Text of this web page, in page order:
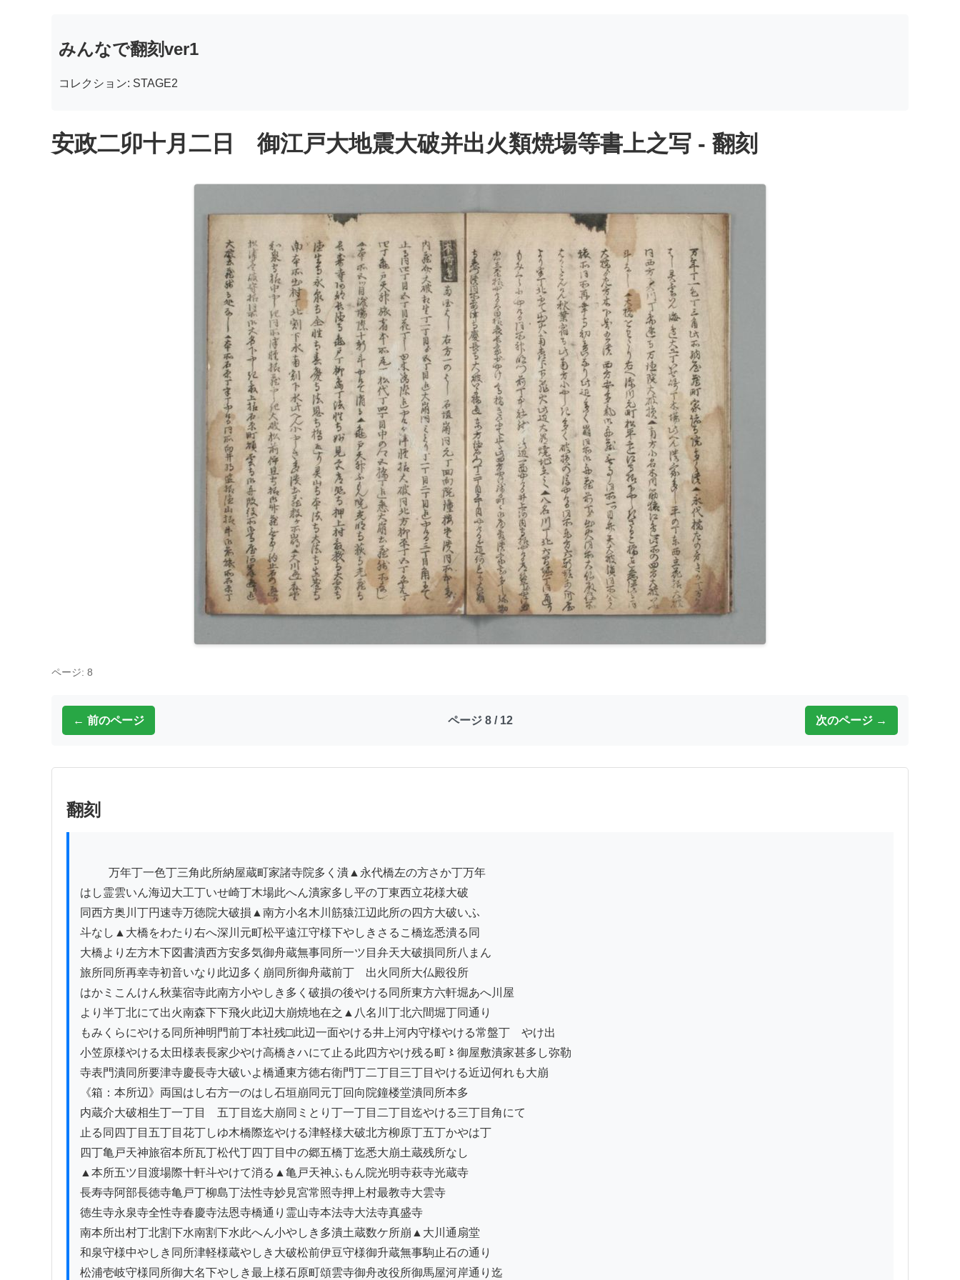
みんなで翻刻ver1
コレクション: STAGE2
安政二卯十月二日 御江戸大地震大破并出火類焼場等書上之写 - 翻刻
ページ: 8
← 前のページ ページ 8 / 12 次のページ →
翻刻
はし霊雲いん海辺大工丁いせ崎丁木場此へん潰家多し平の丁東西立花様大破
同西方奥川丁円速寺万徳院大破損▲南方小名木川筋猿江辺此所の四方大破いふ
斗なし▲大橋をわたり右へ深川元町松平遠江守様下やしきさるこ橋迄悉潰る同
大橋より左方木下図書潰西方安多気御舟蔵無事同所一ツ目弁天大破損同所八まん
旅所同所再幸寺初音いなり此辺多く崩同所御舟蔵前丁ゟ出火同所大仏殿役所
はかミこんけん秋葉宿寺此南方小やしき多く破損の後やける同所東方六軒堀あへ川屋
より半丁北にて出火南森下下飛火此辺大崩焼地在之▲八名川丁北六間堀丁同通り
もみくらにやける同所神明門前丁本社残□此辺一面やける井上河内守様やける常盤丁ゟやけ出
小笠原様やける太田様表長家少やけ高橋きハにて止る此四方やけ残る町〻御屋敷潰家甚多し弥勒
寺表門潰同所要津寺慶長寺大破いよ橋通東方徳右衛門丁二丁目三丁目やける近辺何れも大崩
《箱：本所辺》両国はし右方一のはし石垣崩同元丁回向院鐘楼堂潰同所本多
内蔵介大破相生丁一丁目ゟ五丁目迄大崩同ミとり丁一丁目二丁目迄やける三丁目角にて
止る同四丁目五丁目花丁しゆ木橋際迄やける津軽様大破北方柳原丁五丁かやは丁
四丁亀戸天神旅宿本所瓦丁松代丁四丁目中の郷五橋丁迄悉大崩土蔵残所なし
▲本所五ツ目渡場際十軒斗やけて消る▲亀戸天神ふもん院光明寺萩寺光蔵寺
長寿寺阿部長徳寺亀戸丁柳島丁法性寺妙見宮常照寺押上村最教寺大雲寺
徳生寺永泉寺全性寺春慶寺法恩寺橋通り霊山寺本法寺大法寺真盛寺
南本所出村丁北割下水南割下水此へん小やしき多潰土蔵数ケ所崩▲大川通扇堂
和泉守様中やしき同所津軽様蔵やしき大破松前伊豆守様御升蔵無事駒止石の通り
松浦壱岐守様同所御大名下やしき最上様石原町頌雲寺御舟改役所御馬屋河岸通り迄